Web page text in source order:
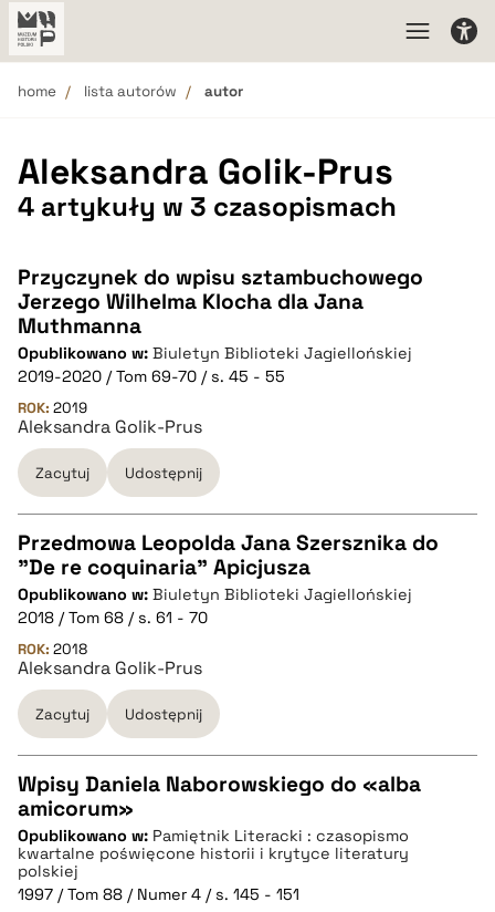
home lista autorów autor
Aleksandra Golik-Prus
4 artykuły w 3 czasopismach
Przyczynek do wpisu sztambuchowego
Jerzego Wilhelma Klocha dla Jana
Muthmanna
Opublikowano w: Biuletyn Biblioteki Jagiellońskiej
2019-2020 / Tom 69-70 / s. 45 - 55
ROK: 2019
Aleksandra Golik-Prus
Zacytuj Udostępnij
CZYSTY TEKST
pobierz cytat
BIBTEX
pobierz cytat
Przedmowa Leopolda Jana Szersznika do
"De re coquinaria" Apicjusza
Opublikowano w: Biuletyn Biblioteki Jagiellońskiej
2018 / Tom 68 / s. 61 - 70
ROK: 2018
Aleksandra Golik-Prus
Zacytuj Udostępnij
CZYSTY TEKST
pobierz cytat
Wpisy Daniela Naborowskiego do «alba
amicorum»
Opublikowano w: Pamiętnik Literacki : czasopismo
kwartalne poświęcone historii i krytyce literatury
polskiej
1997 / Tom 88 / Numer 4 / s. 145 - 151